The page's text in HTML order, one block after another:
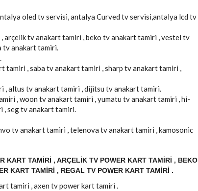
oled tv servisi, antalya Curved tv servisi,antalya lcd tv
arçelik tv anakart tamiri , beko tv anakart tamiri , vestel tv
tv anakart tamiri.
, saba tv anakart tamiri , sharp tv anakart tamiri ,
, altus tv anakart tamiri , dijitsu tv anakart tamiri.
, woon tv anakart tamiri , yumatu tv anakart tamiri , hi-
, seg tv anakart tamiri.
tv anakart tamiri , telenova tv anakart tamiri , kamosonic
KART TAMIRI , ARÇELIK TV POWER KART TAMIRI , BEKO
KART TAMIRI , REGAL TV POWER KART TAMIRI .
tamiri , axen tv power kart tamiri .